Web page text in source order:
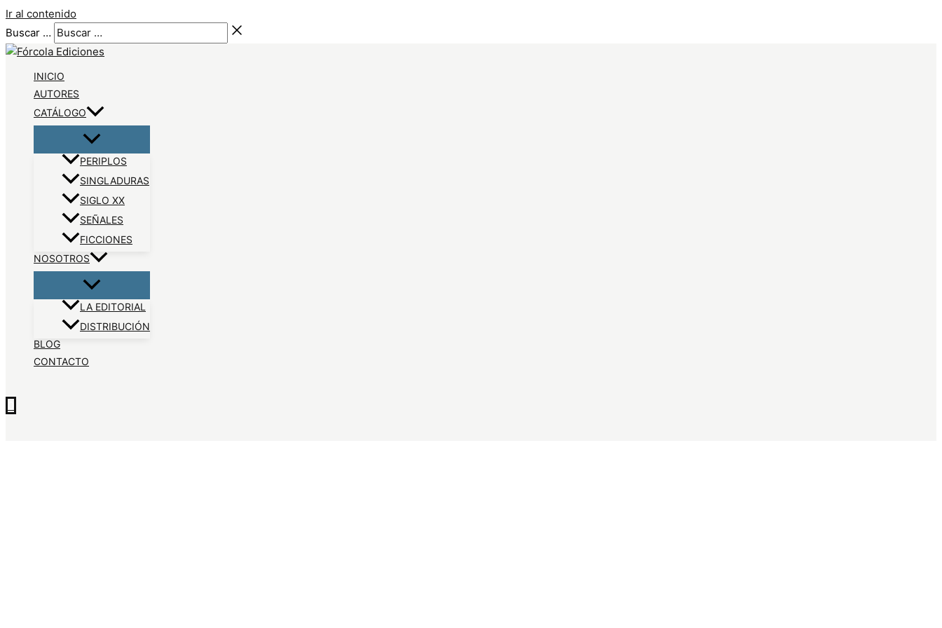
Ir al contenido
Buscar …
INICIO
AUTORES
CATÁLOGO
PERIPLOS
SINGLADURAS
SIGLO XX
SEÑALES
FICCIONES
NOSOTROS
LA EDITORIAL
DISTRIBUCIÓN
BLOG
CONTACTO